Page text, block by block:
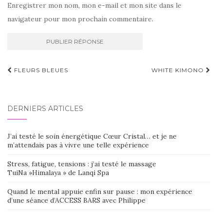
Enregistrer mon nom, mon e-mail et mon site dans le
navigateur pour mon prochain commentaire.
Navigation
FLEURS BLEUES WHITE KIMONO
DERNIERS ARTICLES
J’ai testé le soin énergétique Cœur Cristal… et je ne
m’attendais pas à vivre une telle expérience
Stress, fatigue, tensions : j’ai testé le massage
TuiNa »Himalaya » de Lanqi Spa
Quand le mental appuie enfin sur pause : mon expérience
d’une séance d’ACCESS BARS avec Philippe